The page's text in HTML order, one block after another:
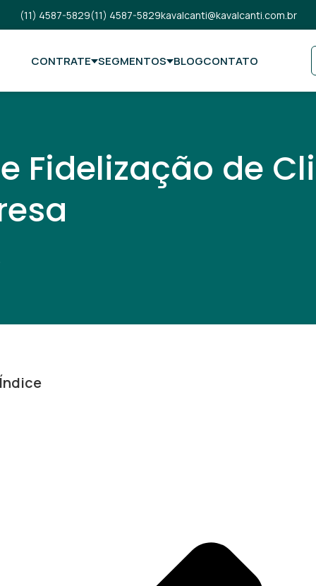
(11) 4587-5829(11) 4587-5829kavalcanti@kavalcanti.com.br
CONTRATE SEGMENTOS BLOGCONTATO
Fidelização de